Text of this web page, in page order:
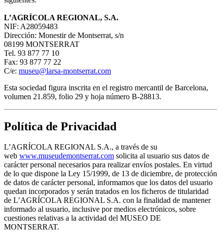
L’AGRÍCOLA REGIONAL, S.A.
NIF: A28059483
Dirección: Monestir de Montserrat, s/n
08199 MONTSERRAT
Tel. 93 877 77 10
Fax: 93 877 77 22
C/e: museu@larsa-montserrat.com
Esta sociedad figura inscrita en el registro mercantil de Barcelona,
volumen 21.859, folio 29 y hoja número B-28813.
Política de Privacidad
L’AGRÍCOLA REGIONAL S.A., a través de su
web www.museudemontserrat.com solicita al usuario sus datos de
carácter personal necesarios para realizar envíos postales. En virtud
de lo que dispone la Ley 15/1999, de 13 de diciembre, de protección
de datos de carácter personal, informamos que los datos del usuario
quedan incorporados y serán tratados en los ficheros de titularidad
de L’AGRÍCOLA REGIONAL S.A. con la finalidad de mantener
informado al usuario, inclusive por medios electrónicos, sobre
cuestiones relativas a la actividad del MUSEO DE
MONTSERRAT.